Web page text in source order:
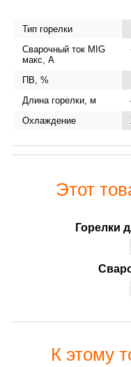
Тип горелки
Сварочный ток MIG
макс, А
ПВ, %
Длина горелки, м
Охлаждение
Этот
Горелки
К этому